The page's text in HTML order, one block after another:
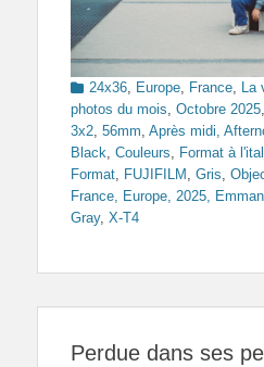
Categories
24x36 Europe France
photos du mois Octobre 2025
3x2 56mm Après midi,
Black Couleurs
Format à
Format
FUJIFILM Gris
France, Europe, 2025,
Gray, X-T4
Perdue dans ses